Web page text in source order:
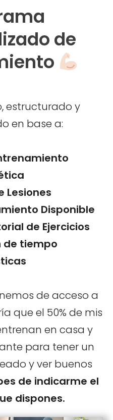
de
estructurado y
en base a:
Lesiones
Disponible
de Ejercicios
de tiempo
de acceso a
que el 50% de mis
en casa y
para tener un
y ver buenos
de indicarme el
dispones.